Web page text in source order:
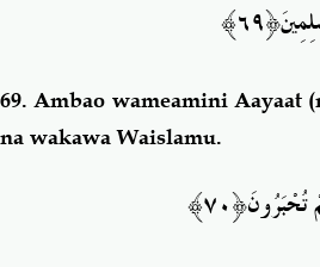
﴿٦٩﴾
69.Ambao wameamini Aayaat
na wakawa Waislamu.
تُحْبَرُونَ﴿٧٠﴾